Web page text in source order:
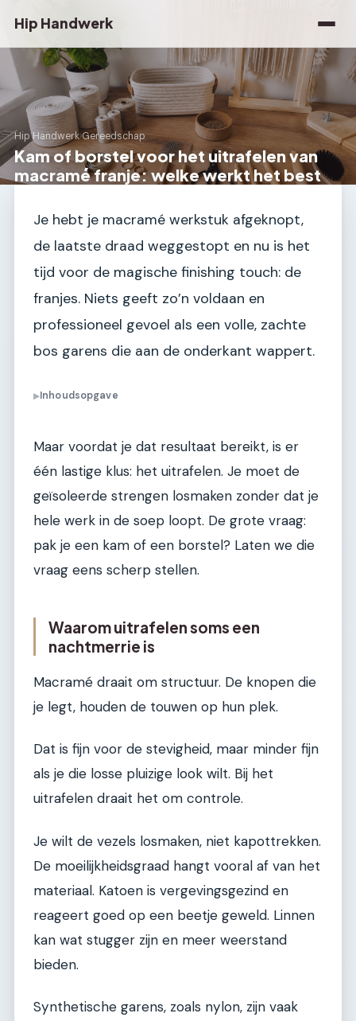
Hip Handwerk
Hip Handwerk›Gereedschap
Kam of borstel voor het uitrafelen van
macramé franje: welke werkt het best
Je hebt je macramé werkstuk afgeknopt,
de laatste draad weggestopt en nu is het
tijd voor de magische finishing touch: de
franjes. Niets geeft zo’n voldaan en
professioneel gevoel als een volle, zachte
bos garens die aan de onderkant wappert.
▶Inhoudsopgave
Maar voordat je dat resultaat bereikt, is er
één lastige klus: het uitrafelen. Je moet de
geïsoleerde strengen losmaken zonder dat je
hele werk in de soep loopt. De grote vraag:
pak je een kam of een borstel? Laten we die
vraag eens scherp stellen.
Waarom uitrafelen soms een
nachtmerrie is
Macramé draait om structuur. De knopen die
je legt, houden de touwen op hun plek.
Dat is fijn voor de stevigheid, maar minder fijn
als je die losse pluizige look wilt. Bij het
uitrafelen draait het om controle.
Je wilt de vezels losmaken, niet kapottrekken.
De moeilijkheidsgraad hangt vooral af van het
materiaal. Katoen is vergevingsgezind en
reageert goed op een beetje geweld. Linnen
kan wat stugger zijn en meer weerstand
bieden.
Synthetische garens, zoals nylon, zijn vaak